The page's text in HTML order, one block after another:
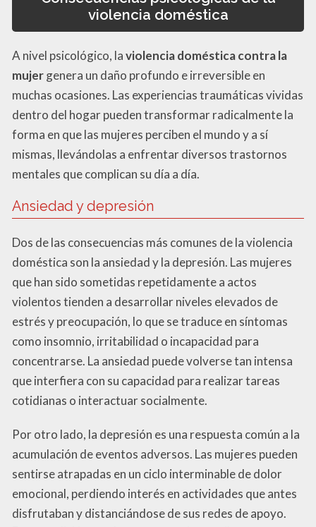
violencia doméstica
A nivel psicológico, laviolencia doméstica contra la
mujergenera un daño profundo e irreversible en
muchas ocasiones. Las experiencias traumáticas vividas
dentro del hogar pueden transformar radicalmente la
forma en que las mujeres perciben el mundo y a sí
mismas, llevándolas a enfrentar diversos trastornos
mentales que complican su día a día.
Ansiedad y depresión
Dos de las consecuencias más comunes de la violencia
doméstica son la ansiedad y la depresión. Las mujeres
que han sido sometidas repetidamente a actos
violentos tienden a desarrollar niveles elevados de
estrés y preocupación, lo que se traduce en síntomas
como insomnio, irritabilidad o incapacidad para
concentrarse. La ansiedad puede volverse tan intensa
que interfiera con su capacidad para realizar tareas
cotidianas o interactuar socialmente.
Por otro lado, la depresión es una respuesta común a la
acumulación de eventos adversos. Las mujeres pueden
sentirse atrapadas en un ciclo interminable de dolor
emocional, perdiendo interés en actividades que antes
disfrutaban y distanciándose de sus redes de apoyo.